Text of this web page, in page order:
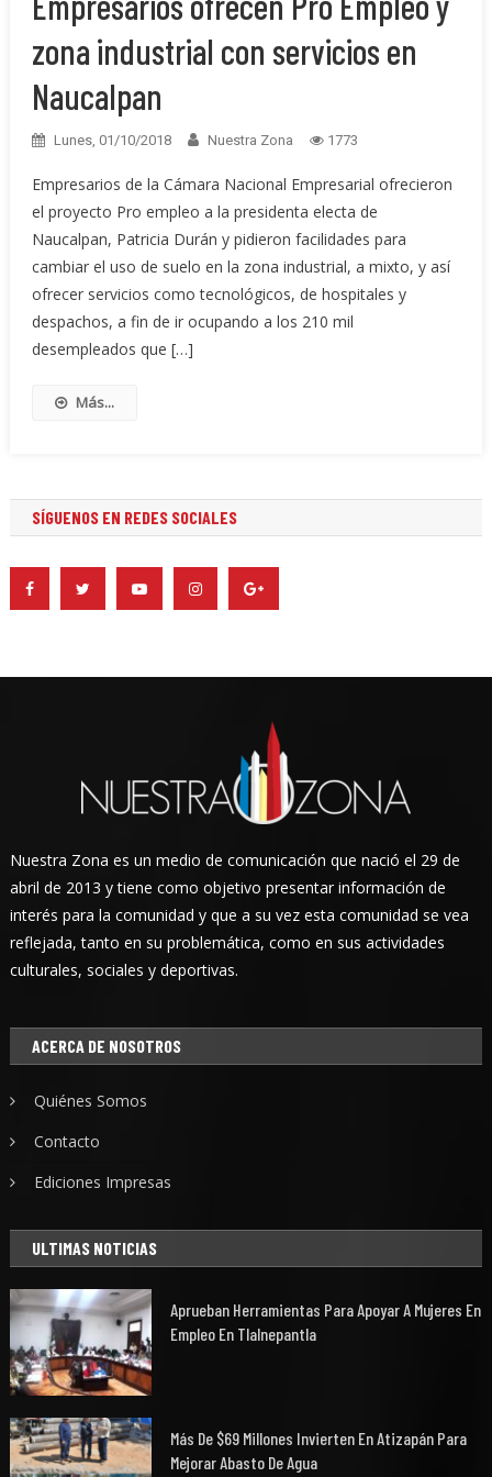
zona industrial con servicios en
Naucalpan
Lunes, 01/10/2018 Nuestra Zona 1773
Empresarios de la Cámara Nacional Empresarial ofrecieron
el proyecto Pro empleo a la presidenta electa de
Naucalpan, Patricia Durán y pidieron facilidades para
cambiar el uso de suelo en la zona industrial, a mixto, y así
ofrecer servicios como tecnológicos, de hospitales y
despachos, a fin de ir ocupando a los 210 mil
desempleados que […]
Más...
SÍGUENOS EN REDES SOCIALES
Nuestra Zona es un medio de comunicación que nació el 29 de
abril de 2013 y tiene como objetivo presentar información de
interés para la comunidad y que a su vez esta comunidad se vea
reflejada, tanto en su problemática, como en sus actividades
culturales, sociales y deportivas.
ACERCA DE NOSOTROS
Quiénes Somos
Contacto
Ediciones Impresas
ULTIMAS NOTICIAS
Aprueban Herramientas Para Apoyar A Mujeres En
Empleo En Tlalnepantla
Más De $69 Millones Invierten En Atizapán Para
Mejorar Abasto De Agua